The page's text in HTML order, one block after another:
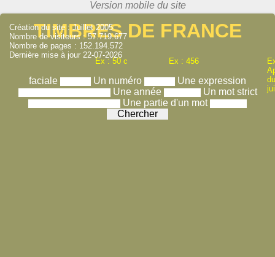
TIMBRES DE FRANCE
Ex : 50 c Ex : 456
faciale Un numéro
Une expression
Une année
Un mot strict
Une partie d'un mot
Création du site : Juillet 2005
Nombre de visiteurs : 57.719.677
Nombre de pages : 152.194.572
Dernière mise à jour 22-07-2026